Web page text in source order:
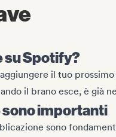
su Spotify?
il tuo
il brano esce, è già
sono importanti
sono